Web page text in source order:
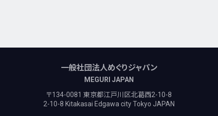
一般社団法人めぐりジャパン
MEGURI JAPAN
〒134-0081 東京都江戸川区北葛西2-10-8
2-10-8 Kitakasai Edgawa city Tokyo JAPAN